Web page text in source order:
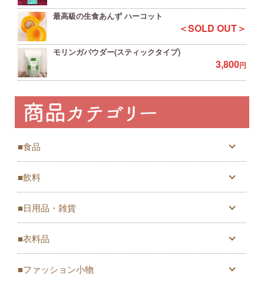
最高級の生食あんず ハーコット
＜SOLD OUT＞
モリンガパウダー(スティックタイプ)
3,800円
■食品
■飲料
■日用品・雑貨
■衣料品
■ファッション小物